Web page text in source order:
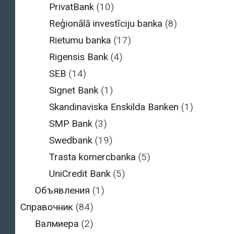
PrivatBank (10)
Reģionālā investīciju banka (8)
Rietumu banka (17)
Rigensis Bank (4)
SEB (14)
Signet Bank (1)
Skandinaviska Enskilda Banken (1)
SMP Bank (3)
Swedbank (19)
Trasta komercbanka (5)
UniCredit Bank (5)
Объявления (1)
Справочник (84)
Валмиера (2)